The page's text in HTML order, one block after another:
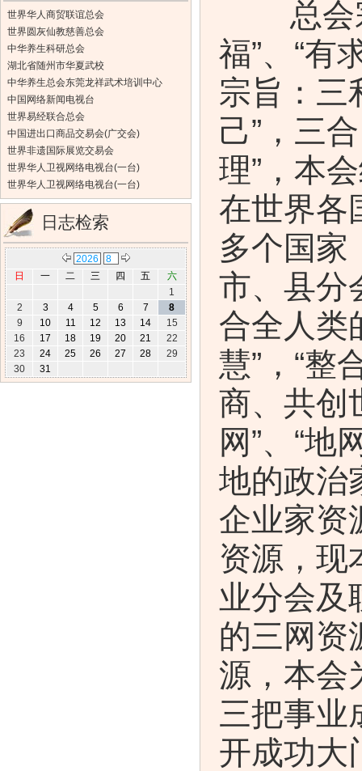
世界华人商贸联谊总会
世界圆灰仙教慈善总会
中华养生科研总会
湖北省随州市华夏武校
中华养生总会东莞龙祥武术培训中心
中国网络新闻电视台
世界易经联合总会
中国进出口商品交易会(广交会)
世界非遗国际展览交易会
世界华人卫视网络电视台(一台)
世界华人卫视网络电视台(一台)
日志检索
日 一 二 三 四 五
六
1
2
3 4 5 6 7
8
9
10 11 12 13 14
15
16
17 18 19 20 21
22
23
24 25 26 27 28
29
30
31
总会宗
福”、“有
宗旨：三
己”，三
理”，本
在世界各
多个国家
市、县分
合全人类
慧”，“整
商、共创
网”、“地
地的政治
企业家资
资源，现
业分会及
的三网资
源，本会
三把事业
开成功大